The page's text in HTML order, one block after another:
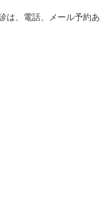
、電話、メール予約あ